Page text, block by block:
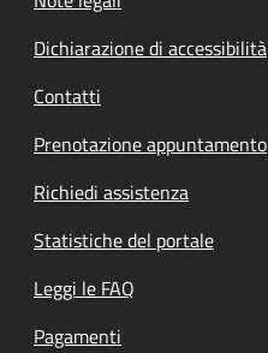
Dichiarazione di accessibilità
Contatti
Prenotazione appuntamento
Richiedi assistenza
Statistiche del portale
Leggi le FAQ
Pagamenti